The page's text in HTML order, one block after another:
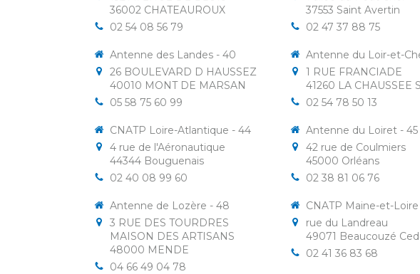
36002 CHATEAUROUX
02 54 08 56 79
37553 Saint Avertin
02 47 37 88 75
Antenne des Landes - 40
26 BOULEVARD D HAUSSEZ
40010 MONT DE MARSAN
05 58 75 60 99
Antenne du Loir-et-
1 RUE FRANCIADE
41260 LA CHAUSSEE
02 54 78 50 13
CNATP Loire-Atlantique - 44
4 rue de l'Aéronautique
44344 Bouguenais
02 40 08 99 60
Antenne du Loiret - 45
42 rue de Coulmiers
45000 Orléans
02 38 81 06 76
Antenne de Lozère - 48
3 RUE DES TOURDRES
MAISON DES ARTISANS
48000 MENDE
04 66 49 04 78
CNATP Maine-et-
rue du Landreau
49071 Beaucouzé
02 41 36 83 68